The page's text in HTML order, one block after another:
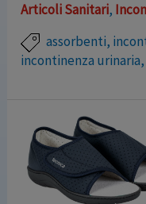
Articoli Sanitari,
assorbenti,
incontinenza urinaria,
vestibilità, le
TENA offrono una
della comodità e
assorbenza è